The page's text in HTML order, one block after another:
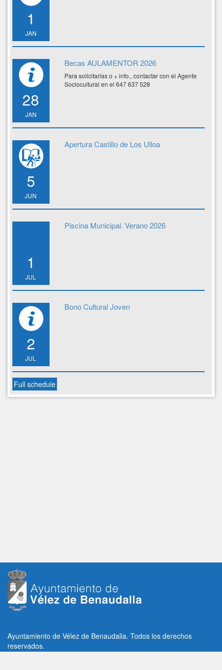
1
JAN
28
JAN
Becas AULAMENTOR 2026
Para solicitarlas o + info., contactar con el Agente
Sociocultural en el 647 637 528
5
JUN
Apertura Castillo de Los Ulloa
1
JUL
Piscina Municipal. Verano 2026
2
JUL
Bono Cultural Joven
Full schedule
Ayuntamiento de Vélez de Benaudalla. Todos los derechos
reservados.